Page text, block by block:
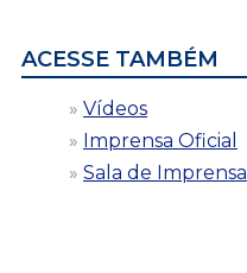
ACESSE TAMBÉM
Vídeos
Imprensa Oficial
Sala de Imprensa